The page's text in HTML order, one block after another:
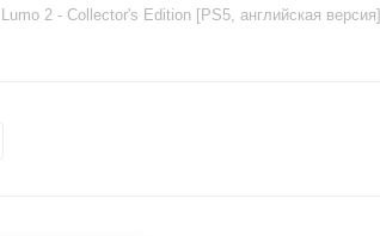
Lumo 2 - Collector's Edition [PS5, английская версия]